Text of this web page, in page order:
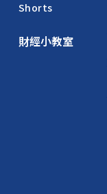
Shorts
財經小教室